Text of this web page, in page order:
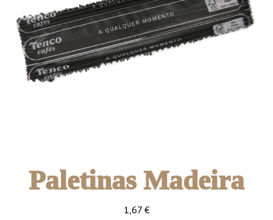
Paletinas Madeira
1,67 €